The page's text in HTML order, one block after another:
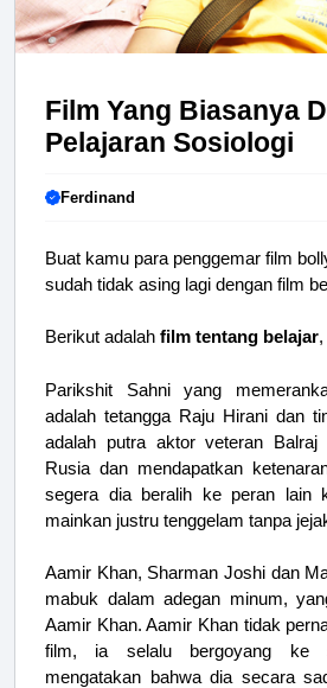
Film Yang Biasanya
Pelajaran Sosiologi
Ferdinand
Buat kamu para penggemar film
sudah tidak asing lagi dengan film
Berikut adalah film tentang belajar
Parikshit Sahni yang
adalah tetangga Raju Hirani dan
adalah putra aktor veteran
Rusia dan mendapatkan
segera dia beralih ke peran lain
mainkan justru tenggelam tanpa
Aamir Khan, Sharman Joshi dan
mabuk dalam adegan minum,
Aamir Khan. Aamir Khan tidak
film, ia selalu bergoyang ke
mengatakan bahwa dia secara